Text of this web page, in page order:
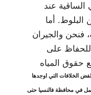
عند
البلوط. أما
فنحن والجيران
للحفاظ على
حقوق المياه
الخلافات التي اوجدها
في محافظة فالنسيا حتى